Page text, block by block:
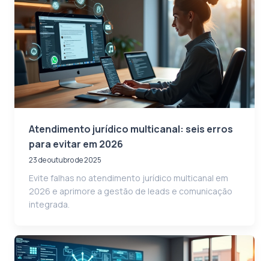
Atendimento jurídico multicanal: seis erros
para evitar em 2026
23 de outubro de 2025
Evite falhas no atendimento jurídico multicanal em
2026 e aprimore a gestão de leads e comunicação
integrada.